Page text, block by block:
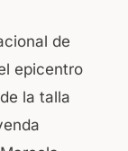
de
epicentro
la talla